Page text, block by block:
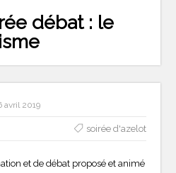
débat : le
avril 2019
soirée d'azelot
et de débat proposé et animé